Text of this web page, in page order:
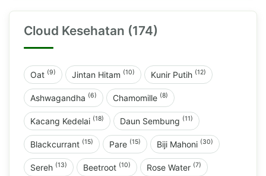
Cloud Kesehatan (174)
Oat (9) Jintan Hitam (10) Kunir Putih (12)
Ashwagandha (6) Chamomille (8)
Kacang Kedelai (18) Daun Sembung (11)
Blackcurrant (15) Pare (15) Biji Mahoni (30)
Sereh (13) Beetroot (10) Rose Water (7)